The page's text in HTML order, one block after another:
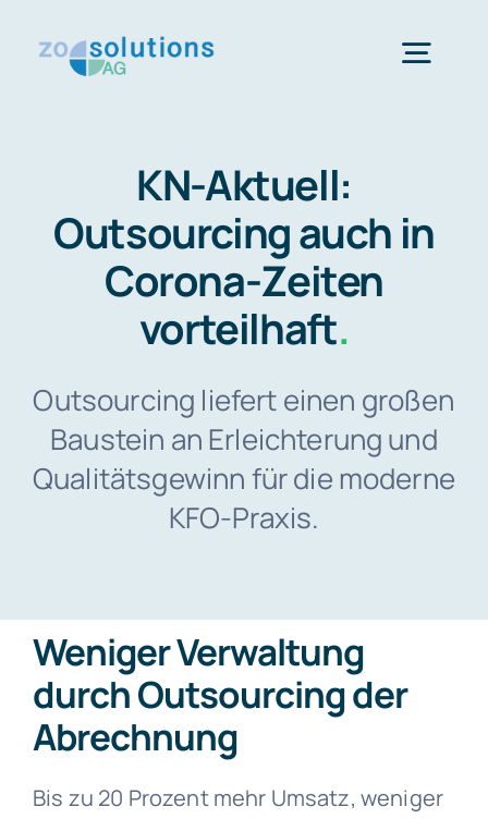
KFO-Dienstleistungen
Team
Presse
Beratungstermin
KN-Aktuell:
Outsourcing auch in
Corona-Zeiten
vorteilhaft.
Outsourcing liefert einen großen
Baustein an Erleichterung und
Qualitätsgewinn für die moderne
KFO-Praxis.
Weniger Verwaltung
durch Outsourcing der
Abrechnung
Bis zu 20 Prozent mehr Umsatz, weniger